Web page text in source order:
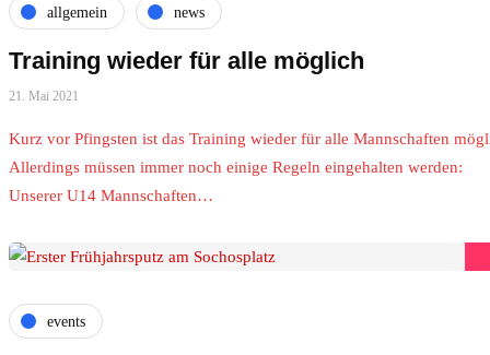
allgemein news
Training wieder für alle möglich
21. Mai 2021
Kurz vor Pfingsten ist das Training wieder für alle Mannschaften
Allerdings müssen immer noch einige Regeln eingehalten werden:
Unserer U14 Mannschaften…
events